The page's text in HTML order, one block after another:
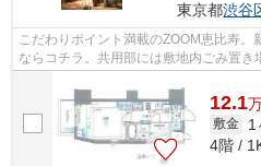
東京都渋谷
こだわりポイント満載のZOOM恵比寿。
ならコチラ。共用部には敷地内ごみ置
12.1
敷金 1
4階 /